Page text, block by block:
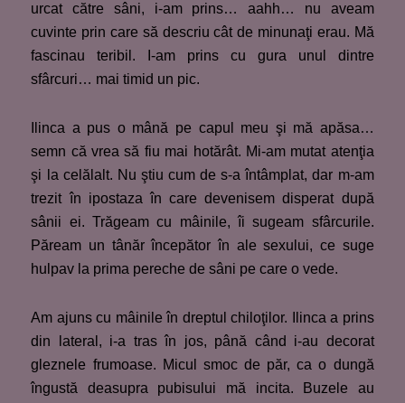
urcat către sâni, i-am prins… aahh… nu aveam
cuvinte prin care să descriu cât de minunaţi erau. Mă
fascinau teribil. I-am prins cu gura unul dintre
sfârcuri… mai timid un pic.
Ilinca a pus o mână pe capul meu şi mă apăsa…
semn că vrea să fiu mai hotărât. Mi-am mutat atenţia
şi la celălalt. Nu ştiu cum de s-a întâmplat, dar m-am
trezit în ipostaza în care devenisem disperat după
sânii ei. Trăgeam cu mâinile, îi sugeam sfârcurile.
Păream un tânăr începător în ale sexului, ce suge
hulpav la prima pereche de sâni pe care o vede.
Am ajuns cu mâinile în dreptul chiloţilor. Ilinca a prins
din lateral, i-a tras în jos, până când i-au decorat
gleznele frumoase. Micul smoc de păr, ca o dungă
îngustă deasupra pubisului mă incita. Buzele au